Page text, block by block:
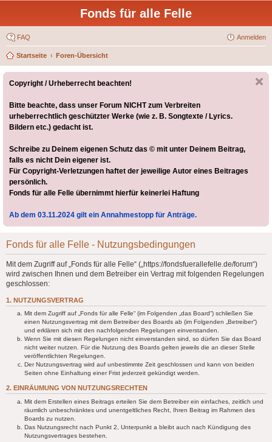
Fonds für alle Felle
FAQ Anmelden
Startseite Foren-Übersicht
Copyright / Urheberrecht beachten!
Bitte beachte, dass unser Forum NICHT zum Verbreiten
urheberrechtlich geschützter Werke (wie z. B. Songtexte / Lyrics.
Bildern etc.) gedacht ist.
Schreibe zu Deinem eigenen Schutz das © mit unter Deinem Beitrag,
falls es nicht Dein eigener ist.
Für Copyright-Verletzungen haftet der jeweilige Autor eines Beitrages
persönlich.
Fonds für alle Felle übernimmt hierfür keinerlei Haftung
Ab dem 03.11.2024 gilt ein Annahmestopp für Anträge.
Fonds für alle Felle - Nutzungsbedingungen
Mit dem Zugriff auf „Fonds für alle Felle“ („https://fondsfuerallefelle.de/forum“)
wird zwischen Ihnen und dem Betreiber ein Vertrag mit folgenden Regelungen
geschlossen:
1. NUTZUNGSVERTRAG
Mit dem Zugriff auf „Fonds für alle Felle“ (im Folgenden „das Board“) schließen Sie
einen Nutzungsvertrag mit dem Betreiber des Boards ab (im Folgenden „Betreiber“)
und erklären sich mit den nachfolgenden Regelungen einverstanden.
Wenn Sie mit diesen Regelungen nicht einverstanden sind, so dürfen Sie das Board
nicht weiter nutzen. Für die Nutzung des Boards gelten jeweils die an dieser Stelle
veröffentlichten Regelungen.
Der Nutzungsvertrag wird auf unbestimmte Zeit geschlossen und kann von beiden
Seiten ohne Einhaltung einer Frist jederzeit gekündigt werden.
2. EINRÄUMUNG VON NUTZUNGSRECHTEN
Mit dem Erstellen eines Beitrags erteilen Sie dem Betreiber ein einfaches, zeitlich und
räumlich unbeschränktes und unentgeltliches Recht, Ihren Beitrag im Rahmen des
Boards zu nutzen.
Das Nutzungsrecht nach Punkt 2, Unterpunkt a bleibt auch nach Kündigung des
Nutzungsvertrages bestehen.